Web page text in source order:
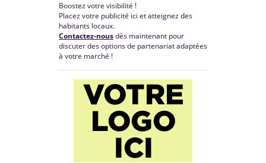
Boostez votre visibilité !
Placez votre publicité ici et atteignez des
habitants locaux.
Contactez-nousdès maintenant pour
discuter des options de partenariat adaptées
à votre marché !